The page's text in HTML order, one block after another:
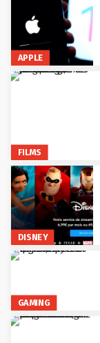
APPLE
FILMS
DISNEY
GAMING